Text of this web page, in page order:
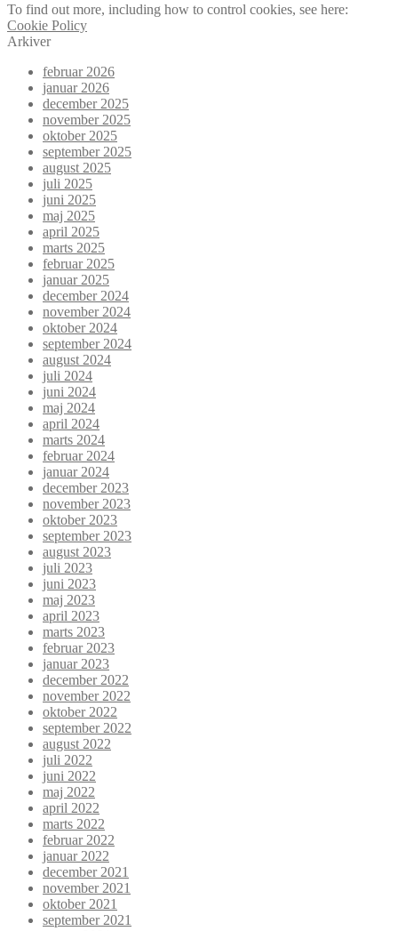
To find out more, including how to control cookies, see here:
Cookie Policy
Arkiver
februar 2026
januar 2026
december 2025
november 2025
oktober 2025
september 2025
august 2025
juli 2025
juni 2025
maj 2025
april 2025
marts 2025
februar 2025
januar 2025
december 2024
november 2024
oktober 2024
september 2024
august 2024
juli 2024
juni 2024
maj 2024
april 2024
marts 2024
februar 2024
januar 2024
december 2023
november 2023
oktober 2023
september 2023
august 2023
juli 2023
juni 2023
maj 2023
april 2023
marts 2023
februar 2023
januar 2023
december 2022
november 2022
oktober 2022
september 2022
august 2022
juli 2022
juni 2022
maj 2022
april 2022
marts 2022
februar 2022
januar 2022
december 2021
november 2021
oktober 2021
september 2021